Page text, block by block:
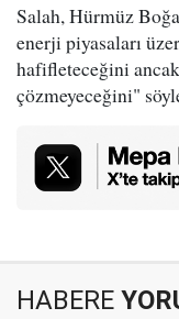
Salah, Hürmüz
enerji piyasaları
hafifleteceğini
çözmeyeceğini"
HABERE